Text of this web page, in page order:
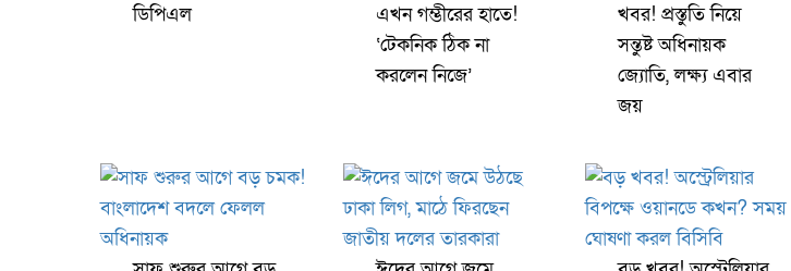
ডিপিএল
এখন গম্ভীরের হাতে!
‘টেকনিক ঠিক না
করলেন নিজে’
খবর! প্রস্তুতি নিয়ে
সন্তুষ্ট অধিনায়ক
জ্যোতি, লক্ষ্য এবার
জয়